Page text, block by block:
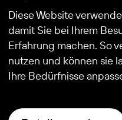
© 2026Stiftung
Impressum
Datenschutz
Diese Website
damit Sie bei Ihrem
Erfahrung machen. So
nutzen und können sie
Ihre Bedürfnisse